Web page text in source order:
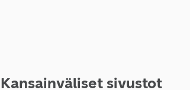
Kansainväliset sivustot